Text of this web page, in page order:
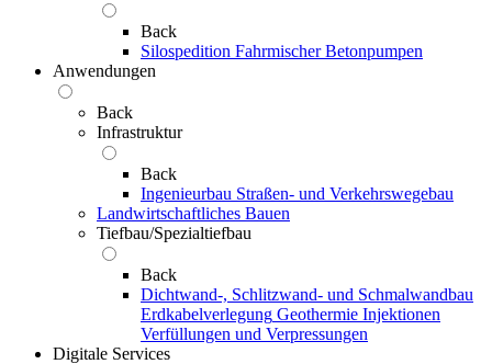
Back
Silospedition Fahrmischer Betonpumpen
Anwendungen
Back
Infrastruktur
Back
Ingenieurbau Straßen- und Verkehrswegebau
Landwirtschaftliches Bauen
Tiefbau/Spezialtiefbau
Back
Dichtwand-, Schlitzwand- und Schmalwandbau
Erdkabelverlegung Geothermie Injektionen
Verfüllungen und Verpressungen
Digitale Services